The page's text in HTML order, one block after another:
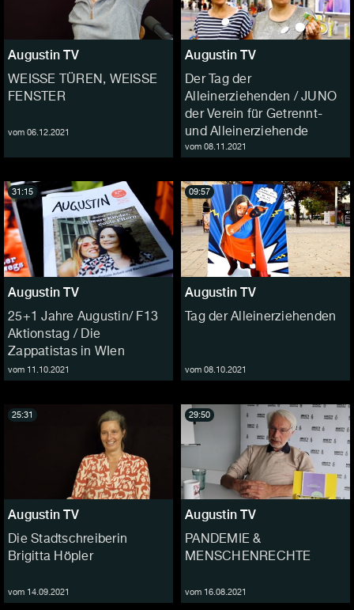
Augustin TV
WEISSE TÜREN, WEISSE
FENSTER
vom 06.12.2021
Augustin TV
Der Tag der
Alleinerziehenden / JUNO
der Verein für Getrennt-
und Alleinerziehende
vom 08.11.2021
Augustin TV
25+1 Jahre Augustin/ F13
Aktionstag / Die
Zappatistas in WIen
vom 11.10.2021
31:15
Augustin TV
Tag der Alleinerziehenden
vom 08.10.2021
09:57
Augustin TV
Die Stadtschreiberin
Brigitta Höpler
vom 14.09.2021
25:31
Augustin TV
PANDEMIE &
MENSCHENRECHTE
vom 16.08.2021
29:50